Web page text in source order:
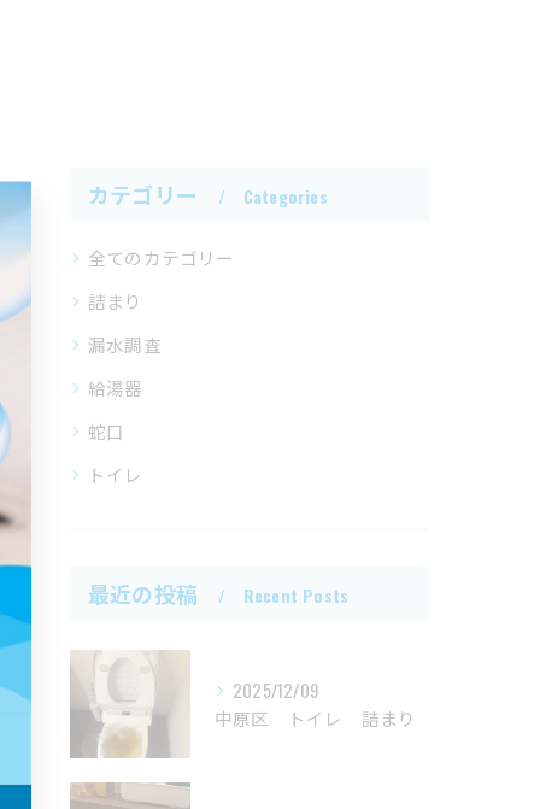
カテゴリー Categories
全てのカテゴリー
詰まり
漏水調査
給湯器
蛇口
トイレ
最近の投稿 Recent Posts
2025/12/09
中原区 トイレ 詰まり